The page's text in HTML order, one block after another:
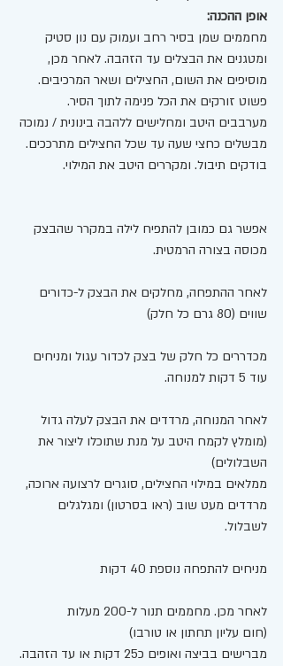
אופן ההכנה:
מחממים שמן בסיר רחב ועמוק עם נון סטיק
ומטגנים את הבצלים עד הזהבה. לאחר מכן,
מוסיפים את השום, החצילים ושאר המרכיבים.
פשוט זורקים את הכל פנימה לתוך הסיר.
מערבבים היטב ומחלישים ללהבה בינונית / נמוכה
מבשלים כחצי שעה עד שכל החצילים מתרככים.
בודקים תיבול. ומקררים היטב את המילוי.
אפשר גם כמובן להתפיח לילה במקרר שהבצק
מכוסה בצורה הרמטית.
לאחר ההתפחה, מחלקים את הבצק ל-כדורים
שווים (80 גרם כל חלק)
מכדררים כל חלק של בצק לכדור עגול ומניחים
עוד 5 דקות למנוחה.
לאחר המנוחה, מרדדים את הבצק לעלה גדול
(מומלץ לקמח היטב על מנת שתוכלו ליצור את
השבלולים)
ממלאים במילוי החצילים, סוגרים לרצועה ארוכה,
מרדדים מעט שוב (ראו בסרטון) ומגלגלים
לשבלול.
מניחים להתפחה נוספת 40 דקות
לאחר מכן. מחממים תנור ל-200 מעלות
(חום עליון תחתון או טורבו)
מברישים בביצה ואופים כ25 דקות או עד הזהבה.